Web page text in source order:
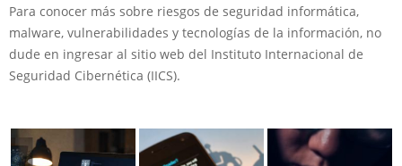
Para conocer más sobre riesgos de seguridad informática,
malware, vulnerabilidades y tecnologías de la información, no
dude en ingresar al sitio web del Instituto Internacional de
Seguridad Cibernética (IICS).